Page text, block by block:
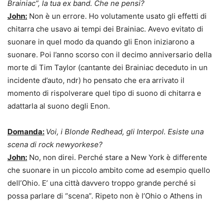
Brainiac”, la tua ex band. Che ne pensi?
John: Non è un errore. Ho volutamente usato gli effetti di
chitarra che usavo ai tempi dei Brainiac. Avevo evitato di
suonare in quel modo da quando gli Enon iniziarono a
suonare. Poi l’anno scorso con il decimo anniversario della
morte di Tim Taylor (cantante dei Brainiac deceduto in un
incidente d’auto, ndr) ho pensato che era arrivato il
momento di rispolverare quel tipo di suono di chitarra e
adattarla al suono degli Enon.
Domanda: Voi, i Blonde Redhead, gli Interpol. Esiste una
scena di rock newyorkese?
John: No, non direi. Perché stare a New York è differente
che suonare in un piccolo ambito come ad esempio quello
dell’Ohio. E’ una città davvero troppo grande perché si
possa parlare di “scena”. Ripeto non è l’Ohio o Athens in